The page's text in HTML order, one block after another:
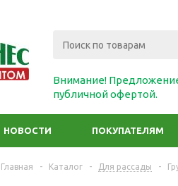
Внимание!
публичной офертой.
НОВОСТИ ПОКУПАТЕЛЯМ
Главная - Каталог - Для рассады -